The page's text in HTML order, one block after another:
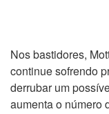
Nos bastidores,
continue sofrendo
derrubar um
aumenta o número